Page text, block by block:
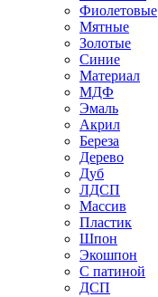
Фиолетовые
Мятные
Золотые
Синие
Материал
МДФ
Эмаль
Акрил
Береза
Дерево
Дуб
ЛДСП
Массив
Пластик
Шпон
Экошпон
С патиной
ДСП